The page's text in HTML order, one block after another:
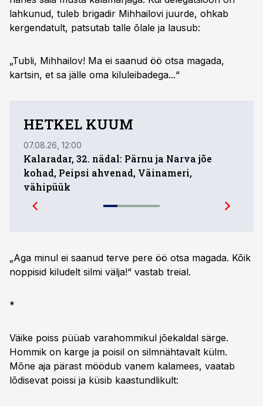
lahkunud, tuleb brigadir Mihhailovi juurde, ohkab
kergendatult, patsutab talle õlale ja lausub:
„Tubli, Mihhailov! Ma ei saanud öö otsa magada,
kartsin, et sa jälle oma kiluleibadega...“
HETKEL KUUM
07.08.26, 12:00
Kalaradar, 32. nädal: Pärnu ja Narva jõe
kohad, Peipsi ahvenad, Väinameri,
vähipüük
„Aga minul ei saanud terve pere öö otsa magada. Kõik
noppisid kiludelt silmi välja!“ vastab treial.
*
Väike poiss püüab varahommikul jõekaldal särge.
Hommik on karge ja poisil on silmnähtavalt külm.
Mõne aja pärast möödub vanem kalamees, vaatab
lõdisevat poissi ja küsib kaastundlikult: